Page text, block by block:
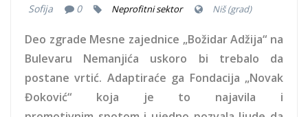
Sofija 0 Neprofitni sektor Niš (grad)
Deo zgrade Mesne zajednice „Božidar Adžija“ na
Bulevaru Nemanjića uskoro bi trebalo da
postane vrtić. Adaptiraće ga Fondacija „Novak
Đoković“ koja je to najavila i